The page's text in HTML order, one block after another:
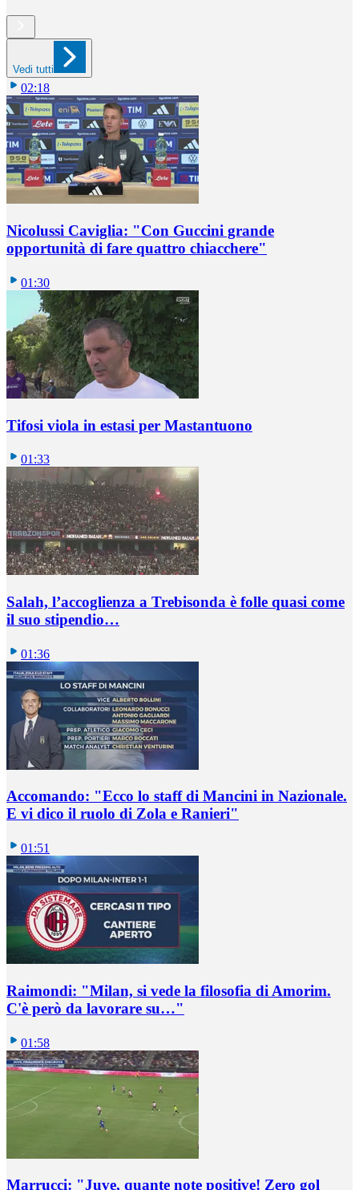
Vedi tutti
02:18
Nicolussi Caviglia: "Con Guccini grande
opportunità di fare quattro chiacchere"
01:30
Tifosi viola in estasi per Mastantuono
01:33
Salah, l’accoglienza a Trebisonda è folle quasi come
il suo stipendio…
01:36
Accomando: "Ecco lo staff di Mancini in Nazionale.
E vi dico il ruolo di Zola e Ranieri"
01:51
Raimondi: "Milan, si vede la filosofia di Amorim.
C'è però da lavorare su…"
01:58
Marrucci: "Juve, quante note positive! Zero gol